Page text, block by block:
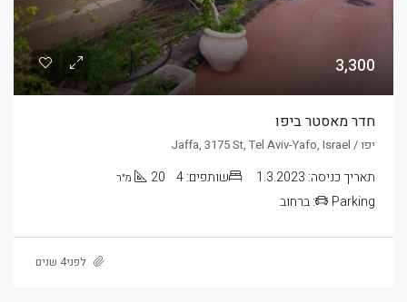
3,300
חדר מאסטר ביפו
יפו / Jaffa, 3175 St, Tel Aviv-Yafo, Israel
תאריך כניסה: 1.3.2023 שותפים:4
20 מ״ר
Parking: ברחוב
לפני4 שנים